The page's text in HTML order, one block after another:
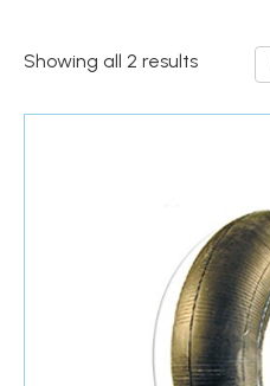
Showing all 2 results